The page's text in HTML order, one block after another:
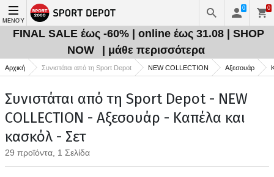
ΜΕΝΟΎ
0 0
FINAL SALE έως -60% | online έως 31.08 | SHOP
NOW
| μάθε περισσότερα
Αρχική Συνιστάται από τη Sport Depot NEW COLLECTION Αξεσουάρ
Συνιστάται από τη Sport Depot - NEW
COLLECTION - Αξεσουάρ - Καπέλα και
κασκόλ - Σετ
29 προϊόντα, 1 Σελίδα